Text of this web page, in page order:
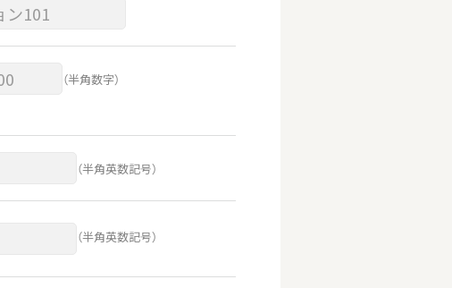
（半角数字）
（半角英数記号）
（半角英数記号）